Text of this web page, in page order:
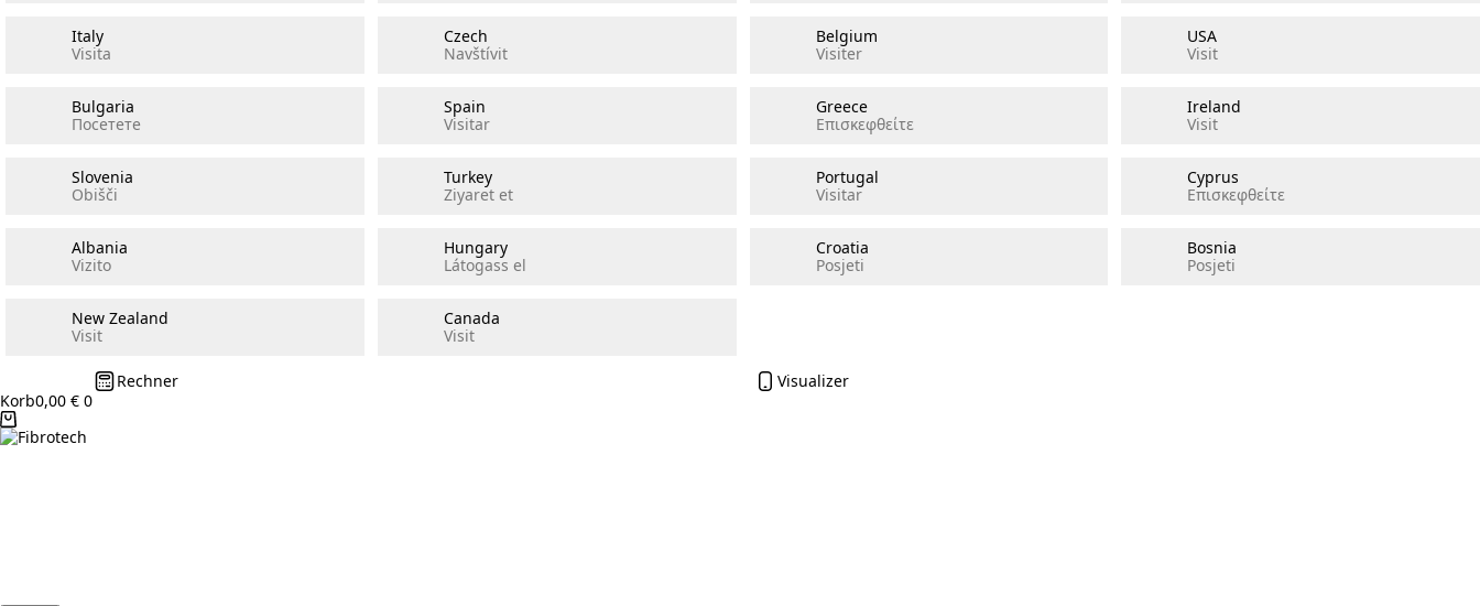
Italy
Visita
Czech
Navštívit
Belgium
Visiter
USA
Visit
Bulgaria
Посетете
Spain
Visitar
Greece
Επισκεφθείτε
Ireland
Visit
Slovenia
Obišči
Turkey
Ziyaret et
Portugal
Visitar
Cyprus
Επισκεφθείτε
Albania
Vizito
Hungary
Látogass el
Croatia
Posjeti
Bosnia
Posjeti
New Zealand
Visit
Canada
Visit
Rechner
Visualizer
Korb0,00 € 0